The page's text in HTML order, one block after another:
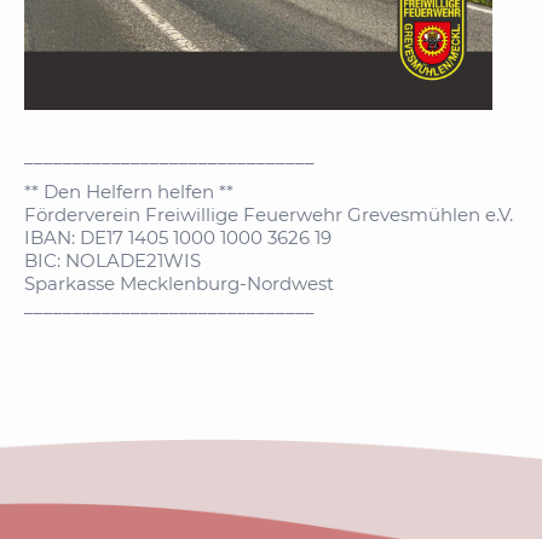
** Den Helfern helfen **
Förderverein Freiwillige Feuerwehr Grevesmühlen e.V.
IBAN: DE17 1405 1000 1000 3626 19
BIC: NOLADE21WIS
Sparkasse Mecklenburg-Nordwest